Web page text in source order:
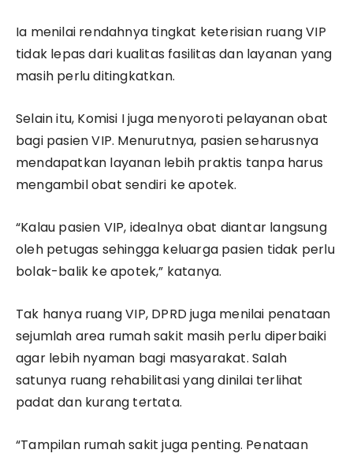
Ia menilai rendahnya tingkat keterisian ruang VIP
tidak lepas dari kualitas fasilitas dan layanan yang
masih perlu ditingkatkan.
Selain itu, Komisi I juga menyoroti pelayanan obat
bagi pasien VIP. Menurutnya, pasien seharusnya
mendapatkan layanan lebih praktis tanpa harus
mengambil obat sendiri ke apotek.
“Kalau pasien VIP, idealnya obat diantar langsung
oleh petugas sehingga keluarga pasien tidak perlu
bolak-balik ke apotek,” katanya.
Tak hanya ruang VIP, DPRD juga menilai penataan
sejumlah area rumah sakit masih perlu diperbaiki
agar lebih nyaman bagi masyarakat. Salah
satunya ruang rehabilitasi yang dinilai terlihat
padat dan kurang tertata.
“Tampilan rumah sakit juga penting. Penataan